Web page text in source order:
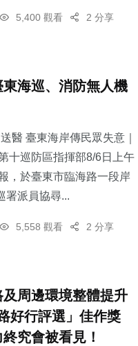
5,400 觀看 2 分享
海巡、消防無人機
醫 臺東海岸傳民眾失意｜
十巡防區指揮部8/6日上午
，於臺東市臨海路一段岸
署派員協尋...
5,558 觀看 2 分享
周邊環境整體提升
好行評選」佳作獎
究會被看見！